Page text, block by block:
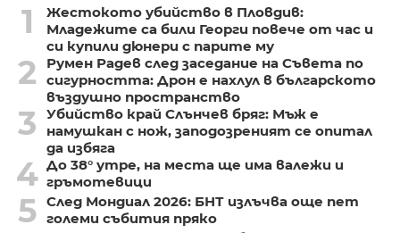
1
Жестокото убийство в Пловдив:
Младежите са били Георги повече от час и
си купили дюнери с парите му
2
Румен Радев след заседание на Съвета по
сигурността: Дрон е нахлул в българското
въздушно пространство
3
Убийство край Слънчев бряг: Мъж е
намушкан с нож, заподозреният се опитал
да избяга
4 До 38° утре, на места ще има валежи и
гръмотевици
5 След Мондиал 2026: БНТ излъчва още пет
големи събития пряко